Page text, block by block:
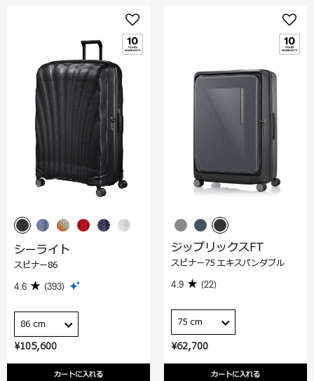
¥105,600
カートに入れる
シーライト
スピナー86
4.6 (393)
86 cm
¥62,700
カートに入れる
ジップリックスFT
スピナー75 エキスパンダブル
4.9 (22)
75 cm